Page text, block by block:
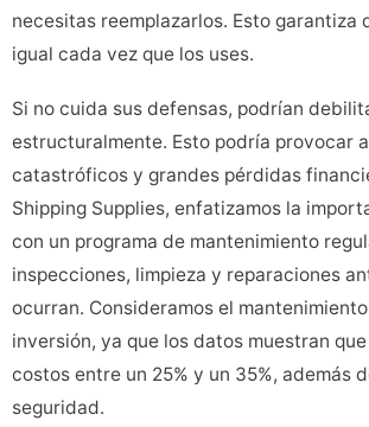
necesitas reemplazarlos. Esto garantiza
igual cada vez que los uses.
Si no cuida sus defensas, podrían
estructuralmente. Esto podría provocar
catastróficos y grandes pérdidas
Shipping Supplies, enfatizamos la
con un programa de mantenimiento
inspecciones, limpieza y reparaciones
ocurran. Consideramos el
inversión, ya que los datos muestran
costos entre un 25% y un 35%, además
seguridad.